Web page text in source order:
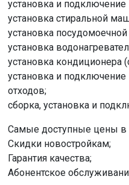
установка и
установка стиральной
установка
установка
установка кондиционера
установка и
отходов;
сборка, установка и
Самые доступные цены в
Скидки новостройкам;
Гарантия качества;
Абонентское